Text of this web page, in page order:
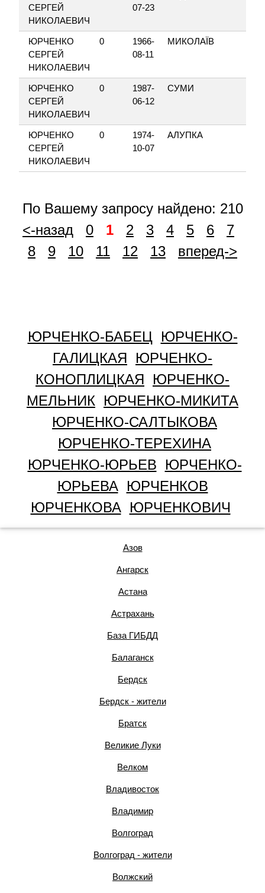
СЕРГЕЙ
НИКОЛАЕВИЧ
07-23
ЮРЧЕНКО
СЕРГЕЙ
НИКОЛАЕВИЧ
0
1966-
08-11
МИКОЛАЇВ
ЮРЧЕНКО
СЕРГЕЙ
НИКОЛАЕВИЧ
0
1987-
06-12
СУМИ
ЮРЧЕНКО
СЕРГЕЙ
НИКОЛАЕВИЧ
0
1974-
10-07
АЛУПКА
По Вашему запросу найдено: 210
<-назад
0 1 2 3 4 5 6
7
8
9 10 11 12 13 вперед->
ЮРЧЕНКО-БАБЕЦ
ЮРЧЕНКО-
ГАЛИЦКАЯ
ЮРЧЕНКО-
КОНОПЛИЦКАЯ
ЮРЧЕНКО-
МЕЛЬНИК
ЮРЧЕНКО-МИКИТА
ЮРЧЕНКО-САЛТЫКОВА
ЮРЧЕНКО-ТЕРЕХИНА
ЮРЧЕНКО-ЮРЬЕВ
ЮРЧЕНКО-
ЮРЬЕВА
ЮРЧЕНКОВ
ЮРЧЕНКОВА
ЮРЧЕНКОВИЧ
Азов
Ангарск
Астана
Астрахань
База ГИБДД
Балаганск
Бердск
Бердск - жители
Братск
Великие Луки
Велком
Владивосток
Владимир
Волгоград
Волгоград - жители
Волжский